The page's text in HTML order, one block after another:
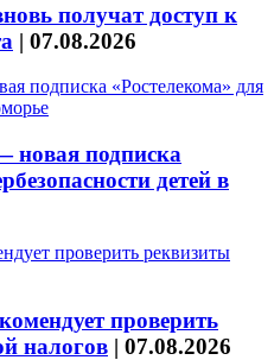
получат доступ к
| 07.08.2026
новая подписка
детей в
проверить
налогов | 07.08.2026